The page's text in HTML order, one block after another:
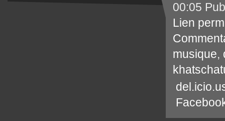
00:05
Lien
musique,